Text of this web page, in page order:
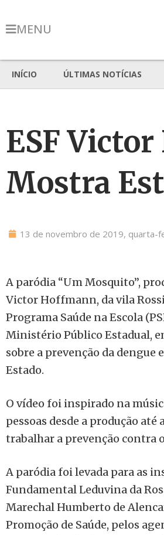
MENU
INÍCIO ÚLTIMAS NOTÍCIAS
ESF
Mostra
13 de novembro de 2019, quarta-
A paródia “Um Mosquito”,
Victor Hoffmann, da vila
Programa Saúde na Escola
Ministério Público Estadual,
sobre a prevenção da dengue
Estado.
O vídeo foi inspirado na
pessoas desde a produção
trabalhar a prevenção contra
A paródia foi levada para as
Fundamental Leduvina da
Marechal Humberto de
Promoção de Saúde, pelos